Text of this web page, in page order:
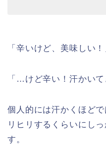
「辛いけど、美味しい！
「…けど辛い！汗かいて
個人的には汗かくほど
リヒリするくらいにし
す。